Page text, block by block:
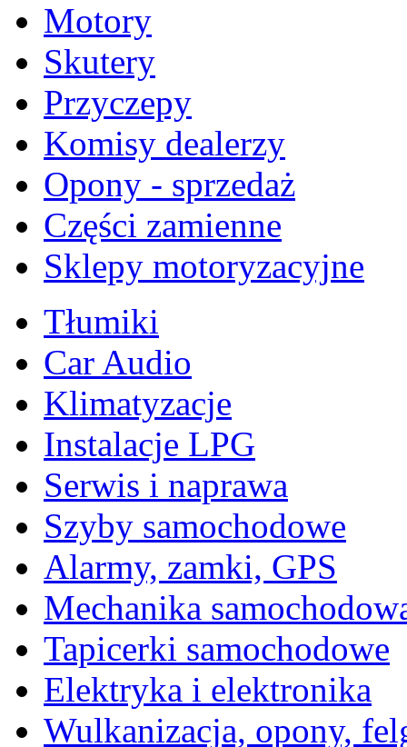
Motory
Skutery
Przyczepy
Komisy dealerzy
Opony - sprzedaż
Części zamienne
Sklepy motoryzacyjne
Tłumiki
Car Audio
Klimatyzacje
Instalacje LPG
Serwis i naprawa
Szyby samochodowe
Alarmy, zamki, GPS
Mechanika
Tapicerki samochodowe
Elektryka i elektronika
Wulkanizacja, opony,